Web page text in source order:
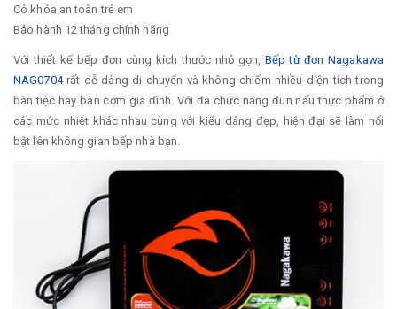
Có khóa an toàn trẻ em
Bảo hành 12 tháng chính hãng
Với thiết kế bếp đơn cùng kích thước nhỏ gọn, Bếp từ đơn Nagakawa
NAG0704rất dễ dàng di chuyển và không chiếm nhiều diện tích trong
bàn tiệc hay bàn cơm gia đình. Với đa chức năng đun nấu thực phẩm ở
các mức nhiệt khác nhau cùng với kiểu dáng đẹp, hiện đại sẽ làm nổi
bật lên không gian bếp nhà bạn.